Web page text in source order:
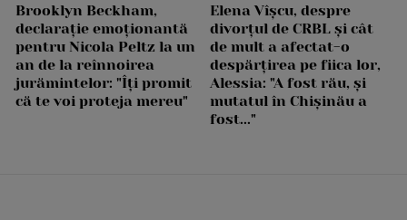
Brooklyn Beckham,
declarație emoționantă
pentru Nicola Peltz la un
an de la reînnoirea
jurămintelor: "Îți promit
că te voi proteja mereu"
Elena Vîșcu, despre
divorțul de CRBL și cât
de mult a afectat-o
despărțirea pe fiica lor,
Alessia: "A fost rău, și
mutatul în Chișinău a
fost..."